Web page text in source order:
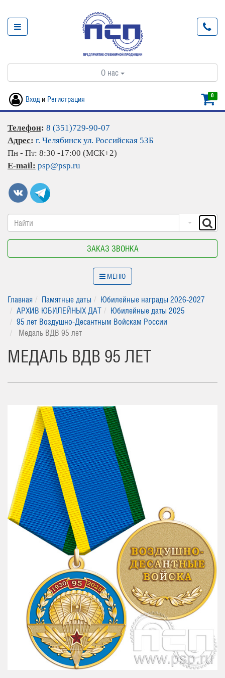
О нас
0
Вход и Регистрация
Телефон: 8 (351)729-90-07
Адрес: г. Челябинск ул. Российская 53Б
Пн - Пт: 8:30 -17:00 (МСК+2)
E-mail: psp@psp.ru
ЗАКАЗ ЗВОНКА
МЕНЮ
Главная Памятные даты
Юбилейные награды 2026-2027
АРХИВ ЮБИЛЕЙНЫХ ДАТ
Юбилейные даты 2025
95 лет Воздушно-Десантным Войскам России
Медаль ВДВ 95 лет
МЕДАЛЬ ВДВ 95 ЛЕТ